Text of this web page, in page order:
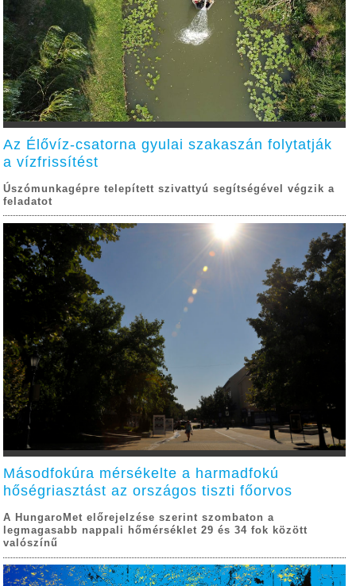
Az Élővíz-csatorna gyulai szakaszán folytatják
a vízfrissítést
Úszómunkagépre telepített szivattyú segítségével végzik a
feladatot
Másodfokúra mérsékelte a harmadfokú
hőségriasztást az országos tiszti főorvos
A HungaroMet előrejelzése szerint szombaton a
legmagasabb nappali hőmérséklet 29 és 34 fok között
valószínű